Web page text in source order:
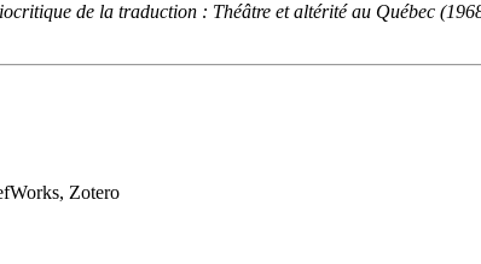
de la traduction : Théâtre et altérité au Québec
Zotero